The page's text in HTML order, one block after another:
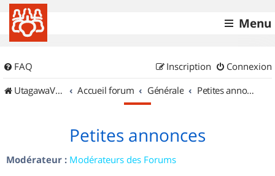
Menu
FAQ Connexion
Inscription
UtagawaVTT (Randos VTT et VTTAE avec traces GPS)
Accueil forum Générale Petites annonces
Petites annonces
Modérateur : Modérateurs des Forums